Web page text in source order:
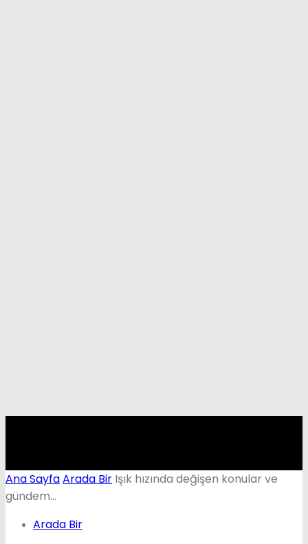
Ana SayfaArada Bir Işık hızında değişen konular ve
gündem…
Arada Bir